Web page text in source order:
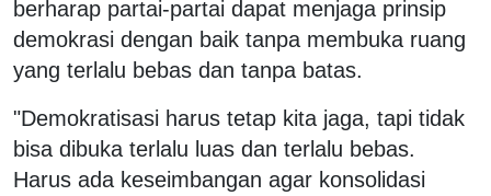
berharap partai-partai dapat menjaga prinsip
demokrasi dengan baik tanpa membuka ruang
yang terlalu bebas dan tanpa batas.
"Demokratisasi harus tetap kita jaga, tapi tidak
bisa dibuka terlalu luas dan terlalu bebas.
Harus ada keseimbangan agar konsolidasi